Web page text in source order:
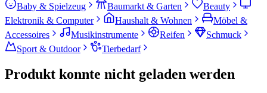
Baby & Spielzeug Baumarkt & Garten
Beauty
Elektronik & Computer
Haushalt & Wohnen
Möbel &
Accessoires
Musikinstrumente Reifen
Schmuck
Sport & Outdoor
Tierbedarf
Produkt konnte nicht geladen werden